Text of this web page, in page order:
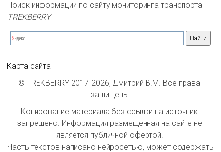
Поиск информации по сайту мониторинга транспорта
TREKBERRY
Карта сайта
© TREKBERRY 2017-2026, Дмитрий В.М. Все права
защищены.
Копирование материала без ссылки на источник
запрещено. Информация размещенная на сайте не
является публичной офертой.
Часть текстов написано нейросетью, может содержать